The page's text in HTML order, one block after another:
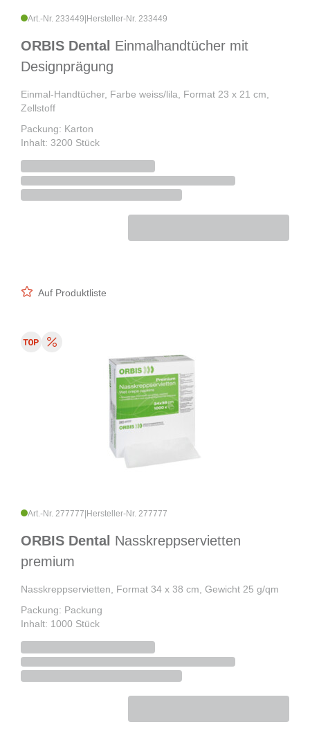
Art.-Nr. 233449 Hersteller-Nr. 233449
ORBIS Dental Einmalhandtücher mit
Designprägung
Einmal-Handtücher, Farbe weiss/lila, Format 23 x 21 cm,
Zellstoff
Packung: Karton
Inhalt: 3200 Stück
Auf Produktliste
Art.-Nr. 277777 Hersteller-Nr. 277777
ORBIS Dental Nasskreppservietten
premium
Nasskreppservietten, Format 34 x 38 cm, Gewicht 25 g/qm
Packung: Packung
Inhalt: 1000 Stück